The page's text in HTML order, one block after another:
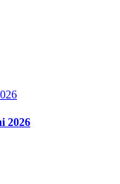
2026